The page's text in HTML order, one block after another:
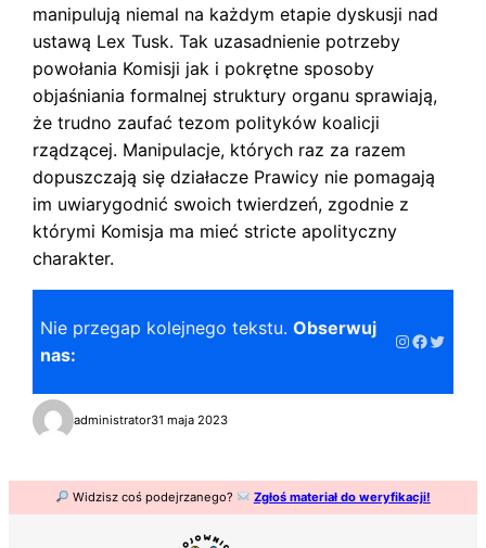
manipulują niemal na każdym etapie dyskusji nad
ustawą Lex Tusk. Tak uzasadnienie potrzeby
powołania Komisji jak i pokrętne sposoby
objaśniania formalnej struktury organu sprawiają,
że trudno zaufać tezom polityków koalicji
rządzącej. Manipulacje, których raz za razem
dopuszczają się działacze Prawicy nie pomagają
im uwiarygodnić swoich twierdzeń, zgodnie z
którymi Komisja ma mieć stricte apolityczny
charakter.
Nie przegap kolejnego tekstu.Obserwuj
nas:
Instagram
Twitter
administrator31 maja 2023
Widzisz coś podejrzanego? Zgłoś materiał do weryfikacji!